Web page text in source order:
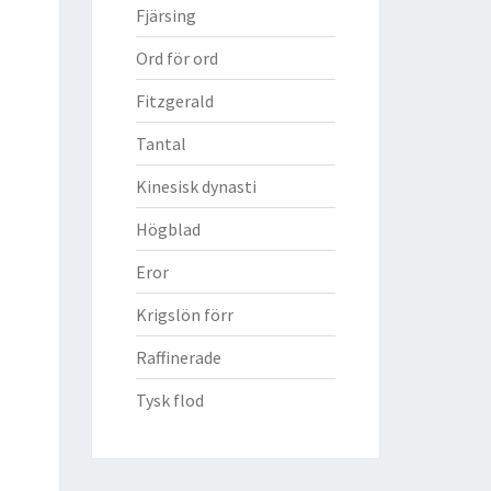
Fjärsing
Ord för ord
Fitzgerald
Tantal
Kinesisk dynasti
Högblad
Eror
Krigslön förr
Raffinerade
Tysk flod